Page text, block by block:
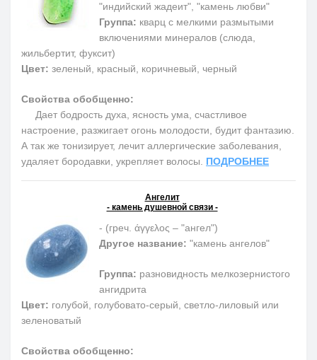
"индийский жадеит", "камень любви"
Группа: кварц с мелкими размытыми
включениями минералов (слюда,
жильбертит, фуксит)
Цвет: зеленый, красный, коричневый, черный
Свойства обобщенно:
Дает бодрость духа, ясность ума, счастливое
настроение, разжигает огонь молодости, будит фантазию.
А так же тонизирует, лечит аллергические заболевания,
удаляет бородавки, укрепляет волосы. ПОДРОБНЕЕ
Ангелит
- камень душевной связи -
- (греч. άγγελος – "ангел")
Другое название: "камень ангелов"
Группа: разновидность мелкозернистого
ангидрита
Цвет: голубой, голубовато-серый, светло-лиловый или
зеленоватый
Свойства обобщенно: